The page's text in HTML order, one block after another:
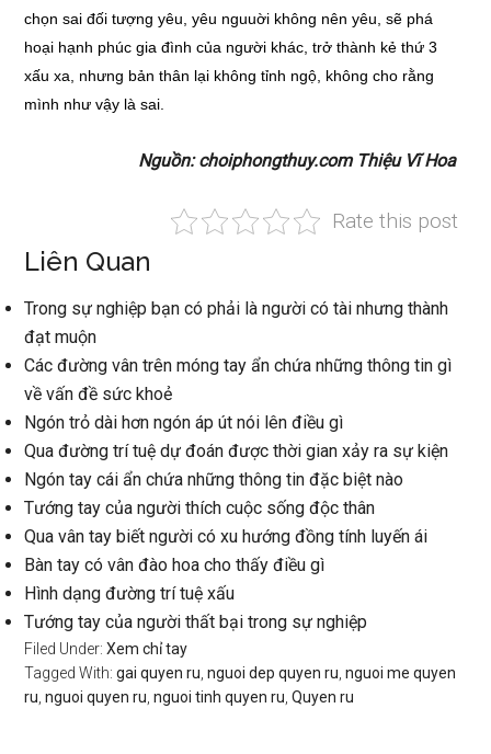
chọn sai đối tượng yêu, yêu nguuời không nên yêu, sẽ phá
hoại hạnh phúc gia đình của người khác, trở thành kẻ thứ 3
xấu xa, nhưng bản thân lại không tỉnh ngộ, không cho rằng
mình như vậy là sai.
Nguồn: choiphongthuy.com Thiệu Vĩ Hoa
Rate this post
Liên Quan
Trong sự nghiệp bạn có phải là người có tài nhưng thành
đạt muộn
Các đường vân trên móng tay ẩn chứa những thông tin gì
về vấn đề sức khoẻ
Ngón trỏ dài hơn ngón áp út nói lên điều gì
Qua đường trí tuệ dự đoán được thời gian xảy ra sự kiện
Ngón tay cái ẩn chứa những thông tin đặc biệt nào
Tướng tay của người thích cuộc sống độc thân
Qua vân tay biết người có xu hướng đồng tính luyến ái
Bàn tay có vân đào hoa cho thấy điều gì
Hình dạng đường trí tuệ xấu
Tướng tay của người thất bại trong sự nghiệp
Filed Under:Xem chỉ tay
Tagged With:gai quyen ru ,nguoi dep quyen ru ,nguoi me quyen
ru ,nguoi quyen ru ,nguoi tinh quyen ru ,Quyen ru